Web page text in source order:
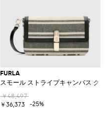
FURLA
スモール ストライプキャンバス ク
￥48,497
￥36,373
-25%